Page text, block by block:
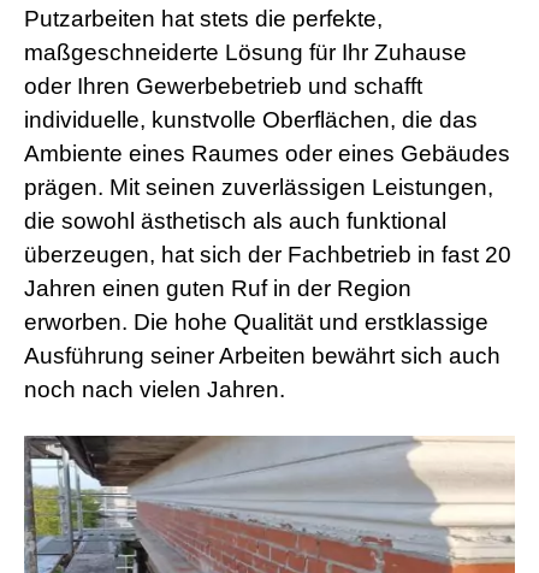
Putzarbeiten hat stets die perfekte,
maßgeschneiderte Lösung für Ihr Zuhause
oder Ihren Gewerbebetrieb und schafft
individuelle, kunstvolle Oberflächen, die das
Ambiente eines Raumes oder eines Gebäudes
prägen. Mit seinen zuverlässigen Leistungen,
die sowohl ästhetisch als auch funktional
überzeugen, hat sich der Fachbetrieb in fast 20
Jahren einen guten Ruf in der Region
erworben. Die hohe Qualität und erstklassige
Ausführung seiner Arbeiten bewährt sich auch
noch nach vielen Jahren.